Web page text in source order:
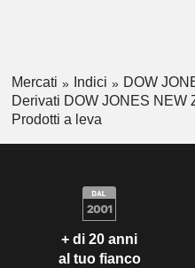
Mercati Indici
DOW
Derivati DOW JONES NEW
Prodotti a leva
+ di 20 anni
al tuo fianco